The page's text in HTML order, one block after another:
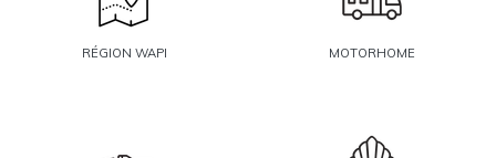
RÉGION WAPI MOTORHOME